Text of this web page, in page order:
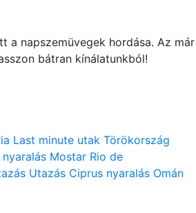
a napszemüvegek hordása. Az már
bátran kínálatunkból!
Last minute utak Törökország
Mostar Rio de
Utazás Ciprus nyaralás Omán